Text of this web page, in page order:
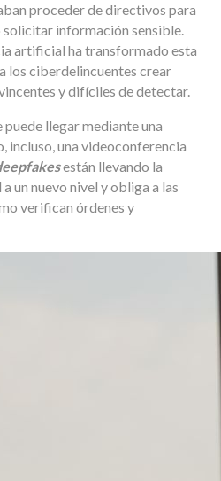
proceder de directivos para
información sensible.
artificial ha transformado esta
los ciberdelincuentes crear
y difíciles de detectar.
llegar mediante una
incluso, una videoconferencia
están llevando la
un nuevo nivel y obliga a las
verifican órdenes y